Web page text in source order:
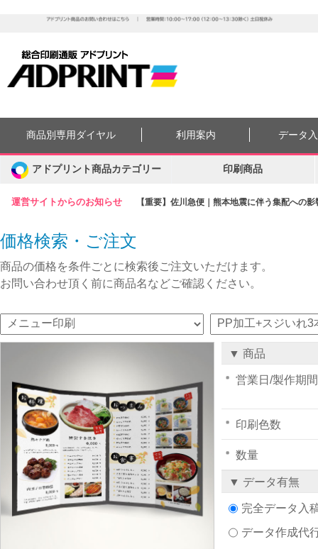
運営サイトからのお知らせ 【重要】佐川急便｜熊本地震に伴う集配への
商品別専用ダイヤル 利用案内 データ
アドプリント商品カテゴリー 印刷商品
価格検索・ご注文
商品の価格を条件ごとに検索後ご注文いただけます。
お問い合わせ頂く前に商品名などご確認ください。
▼ 商品
営業日/製作期間
印刷色数
数量
▼ データ有無
完全データ入
データ作成代